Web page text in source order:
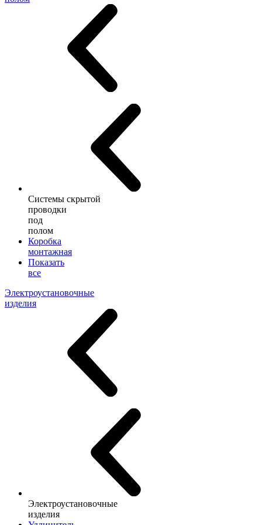
Системы скрытой
проводки
под
полом
Коробка
монтажная
Показать
все
Электроустановочные
изделия
Электроустановочные
изделия